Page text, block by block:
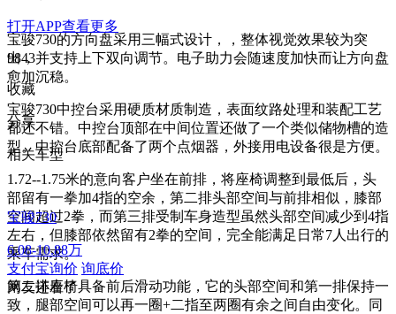
宝骏730的方向盘采用三幅式设计，，整体视觉效果较为突
出，并支持上下双向调节。电子助力会随速度加快而让方向盘
愈加沉稳。
宝骏730中控台采用硬质材质制造，表面纹路处理和装配工艺
都还不错。中控台顶部在中间位置还做了一个类似储物槽的造
型。中控台底部配备了两个点烟器，外接用电设备很是方便。
1.72--1.75米的意向客户坐在前排，将座椅调整到最低后，头
部留有一拳加4指的空余，第二排头部空间与前排相似，膝部
空间超过2拳，而第三排受制车身造型虽然头部空间减少到4指
左右，但膝部依然留有2拳的空间，完全能满足日常7人出行的
乘车需求。
第二排座椅具备前后滑动功能，它的头部空间和第一排保持一
致，腿部空间可以再一圈+二指至两圈有余之间自由变化。同
打开APP查看更多
9843
收藏
分享
相关车型
宝骏730
6.08-10.88万
支付宝询价 询底价
网友还看了